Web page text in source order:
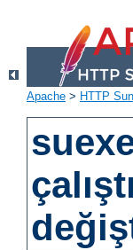
Apache > HTTP